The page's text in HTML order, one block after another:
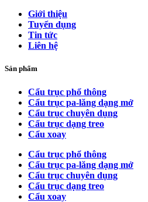
Giới thiệu
Tuyển dụng
Tin tức
Liên hệ
Sản phẩm
Cẩu trục phổ thông
Cẩu trục pa-lăng dạng mở
Cẩu trục chuyên dụng
Cẩu trục dạng treo
Cẩu xoay
Cẩu trục phổ thông
Cẩu trục pa-lăng dạng mở
Cẩu trục chuyên dụng
Cẩu trục dạng treo
Cẩu xoay